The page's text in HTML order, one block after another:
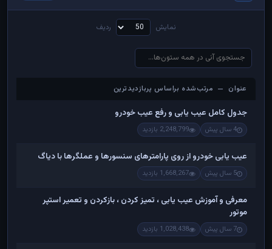
نمایش ردیف
عنوان — مرتب‌شده براساس پربازدیدترین
عنوان — مرتب‌شده براساس پربازدیدترین
جدول کامل عیب یابی و رفع عیب خودرو
4 سال پیش 2,248,799 بازدید
عیب یابی خودرو از روی پارامترهای سنسورها و عملگرها با دیاگ
5 سال پیش 1,668,267 بازدید
معرفی و آموزش عیب یابی ، تمیز کردن ، بازکردن و تعمیر استپر
موتور
7 سال پیش 1,028,438 بازدید